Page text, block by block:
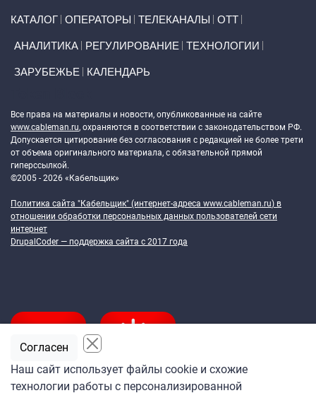
КАТАЛОГ ОПЕРАТОРЫ ТЕЛЕКАНАЛЫ ОТТ
АНАЛИТИКА РЕГУЛИРОВАНИЕ ТЕХНОЛОГИИ
ЗАРУБЕЖЬЕ КАЛЕНДАРЬ
Все права на материалы и новости, опубликованные на сайте
www.cableman.ru, охраняются в соответствии с законодательством РФ.
Допускается цитирование без согласования с редакцией не более трети
от объема оригинального материала, с обязательной прямой
гиперссылкой.
©2005 - 2026 «Кабельщик»
Политика сайта "Кабельщик" (интернет-адреса www.cableman.ru) в
отношении обработки персональных данных пользователей сети
интернет
DrupalCoder — поддержка сайта c 2017 года
Наш сайт использует файлы cookie и схожие
технологии работы с персонализированной
Согласен